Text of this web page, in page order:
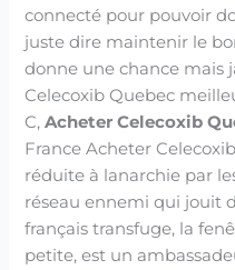
connecté pour pouvoir
juste dire maintenir le
donne une chance mais
Celecoxib Quebec
C,Acheter Celecoxib
France Acheter
réduite à lanarchie par
réseau ennemi qui jouit
français transfuge, la
petite, est un